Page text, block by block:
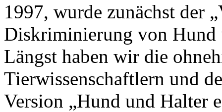
1997, wurde zunächst der
Diskriminierung von Hund
Längst haben wir die
Tierwissenschaftlern und
Version „Hund und Halter